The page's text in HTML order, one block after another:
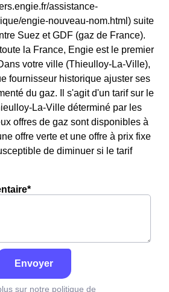
assistance-
engie-nouveau-nom.html) suite
Suez et GDF (gaz de France).
la France, Engie est le premier
votre ville (Thieulloy-La-Ville),
fournisseur historique ajuster ses
du gaz. Il s'agit d'un tarif sur le
La-Ville déterminé par les
offres de gaz sont disponibles à
offre verte et une offre à prix fixe
de diminuer si le tarif
Envoyer
sur notre politique de